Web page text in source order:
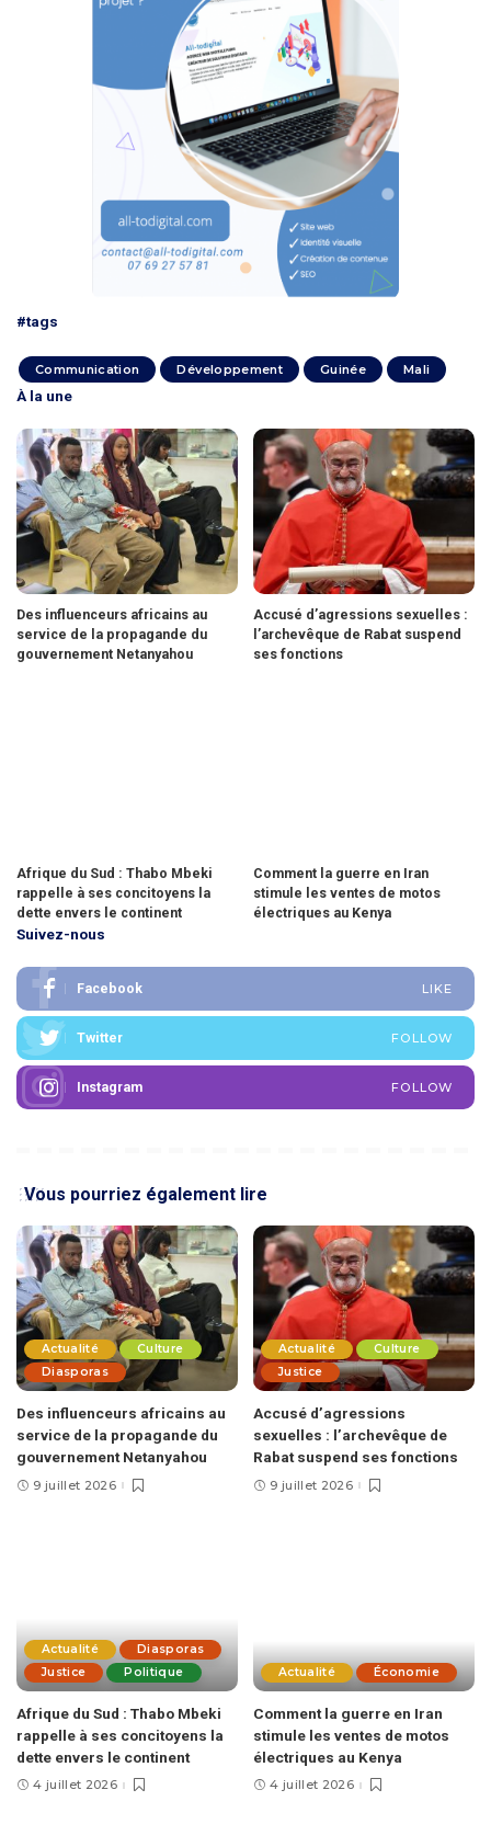
#tags
Communication Développement Guinée Mali
À la une
Des influenceurs africains au
service de la propagande du
gouvernement Netanyahou
Accusé d’agressions sexuelles :
l’archevêque de Rabat suspend
ses fonctions
Afrique du Sud : Thabo Mbeki
rappelle à ses concitoyens la
dette envers le continent
Comment la guerre en Iran
stimule les ventes de motos
électriques au Kenya
Suivez-nous
Facebook LIKE
Twitter FOLLOW
Instagram FOLLOW
Vous pourriez également lire
Actualité
Culture
Diasporas
Des influenceurs africains au
service de la propagande du
gouvernement Netanyahou
9 juillet 2026
Actualité
Culture
Justice
Accusé d’agressions
sexuelles : l’archevêque de
Rabat suspend ses fonctions
9 juillet 2026
Actualité
Diasporas
Justice
Politique
Afrique du Sud : Thabo Mbeki
rappelle à ses concitoyens la
dette envers le continent
4 juillet 2026
Actualité Économie
Comment la guerre en Iran
stimule les ventes de motos
électriques au Kenya
4 juillet 2026